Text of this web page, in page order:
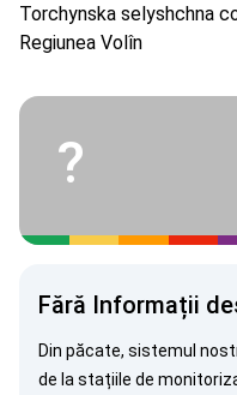
Torchynska selyshchna
Regiunea Volîn
?
Fără Informații
Din păcate, sistemul
de la stațiile de